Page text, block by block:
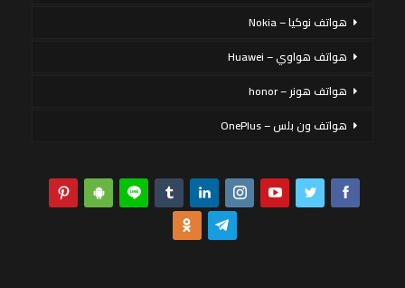
هواتف نوكيا – Nokia
هواتف هواوي – Huawei
هواتف هونر – honor
هواتف ون بلس – OnePlus